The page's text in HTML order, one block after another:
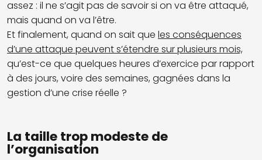
assez : il ne s’agit pas de savoir si on va être attaqué,
mais quand on va l’être.
Et finalement, quand on sait que les conséquences
d’une attaque peuvent s’étendre sur plusieurs mois,
qu’est-ce que quelques heures d’exercice par rapport
à des jours, voire des semaines, gagnées dans la
gestion d’une crise réelle ?
La taille trop modeste de
l’organisation